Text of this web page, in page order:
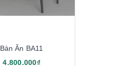
Bàn Ăn BA11
4.800.000₫